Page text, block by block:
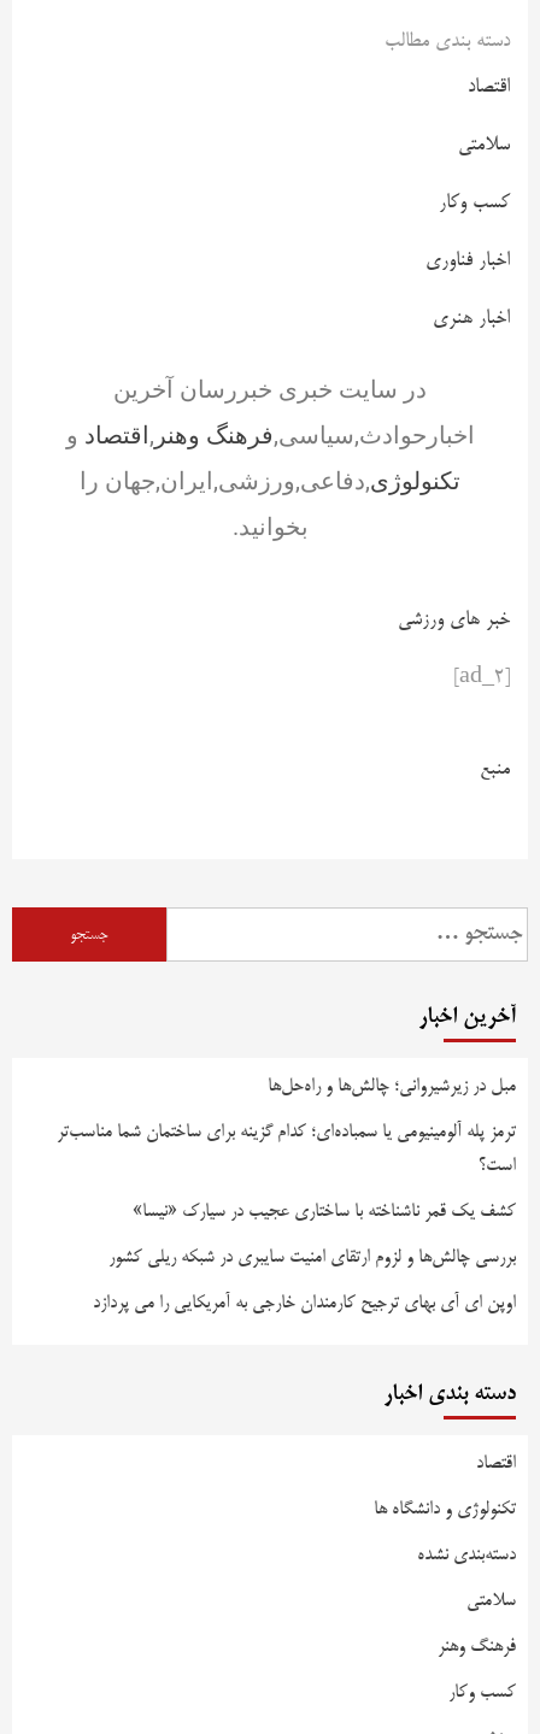
دسته بندی مطالب
اقتصاد
سلامتی
کسب وکار
اخبار فناوری
اخبار هنری
در سایت خبری خبررسان آخرین
اخبارحوادث,سیاسی,فرهنگ وهنر ,اقتصاد و
تکنولوژی,دفاعی,ورزشی,ایران,جهان را
بخوانید.
خبر های ورزشی
منبع
آخرین اخبار
مبل در زیرشیروانی؛ چالش‌ها و راه‌حل‌ها
ترمز پله آلومینیومی یا سمباده‌ای؛ کدام گزینه برای ساختمان شما مناسب‌تر
است؟
کشف یک قمر ناشناخته با ساختاری عجیب در سیارک «نیسا»
بررسی چالش‌ها و لزوم ارتقای امنیت سایبری در شبکه ریلی کشور
اوپن ای آی بهای ترجیح کارمندان خارجی به آمریکایی را می پردازد
دسته بندی اخبار
اقتصاد
تکنولوژی و دانشگاه ها
دسته‌بندی نشده
سلامتی
فرهنگ وهنر
کسب وکار